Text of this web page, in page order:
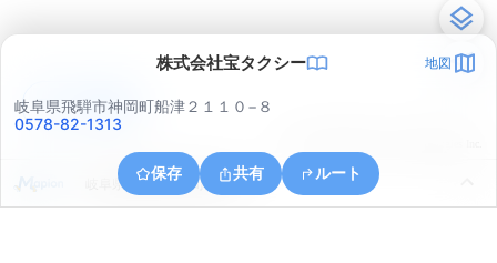
株式会社宝タクシー 地図
岐阜県飛騨市神岡町船津２１１０−８
0578-82-1313
保存 共有 ルート
岐阜県飛騨市神岡町梨ケ根
アプリで見る